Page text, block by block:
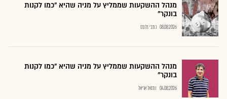
מנהל ההשקעות שממליץ על מניה שהיא "כמו לקנות
בונקר"
08.08.2026 כתבי גלובס
מנהל ההשקעות שממליץ על מניה שהיא "כמו לקנות
בונקר"
04.08.2026 נתנאל אריאל